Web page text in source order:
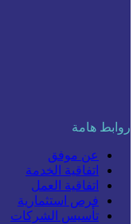
روابط هامة
عن موفق
اتفاقية الخدمة
اتفاقية العمل
فرص استثمارية
تأسيس الشركات